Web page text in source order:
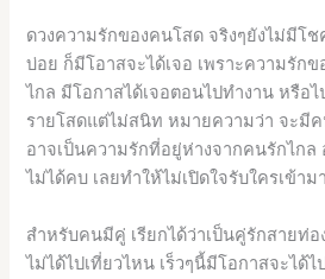
ดวงความรักของคนโสด จริงๆยังไม่มีโ
บ่อย ก็มีโอาสจะได้เจอ เพราะความรัก
ไกล มีโอกาสได้เจอตอนไปทำงาน หรือไ
รายโสดแต่ไม่สนิท หมายความว่า จะมี
อาจเป็นความรักที่อยู่ห่างจากคนรักไกล
ไม่ได้คบ เลยทำให้ไม่เปิดใจรับใครเข้าม
สำหรับคนมีคู่ เรียกได้ว่าเป็นคู่รักสายท่
ไม่ได้ไปเที่ยวไหน เร็วๆนี้มีโอกาสจะได้